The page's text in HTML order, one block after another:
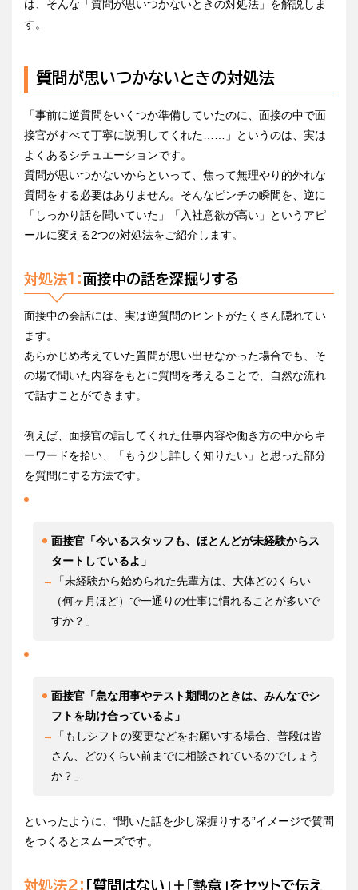
は、そんな「質問が思いつかないときの対処法」を解説しま
す。
質問が思いつかないときの対処法
「事前に逆質問をいくつか準備していたのに、面接の中で面
接官がすべて丁寧に説明してくれた……」というのは、実は
よくあるシチュエーションです。
質問が思いつかないからといって、焦って無理やり的外れな
質問をする必要はありません。そんなピンチの瞬間を、逆に
「しっかり話を聞いていた」「入社意欲が高い」というアピ
ールに変える2つの対処法をご紹介します。
対処法1：面接中の話を深掘りする
面接中の会話には、実は逆質問のヒントがたくさん隠れてい
ます。
あらかじめ考えていた質問が思い出せなかった場合でも、そ
の場で聞いた内容をもとに質問を考えることで、自然な流れ
で話すことができます。
例えば、面接官の話してくれた仕事内容や働き方の中からキ
ーワードを拾い、「もう少し詳しく知りたい」と思った部分
を質問にする方法です。
面接官「今いるスタッフも、ほとんどが未経験からス
タートしているよ」
→
「未経験から始められた先輩方は、大体どのくらい
（何ヶ月ほど）で一通りの仕事に慣れることが多いで
すか？」
面接官「急な用事やテスト期間のときは、みんなでシ
フトを助け合っているよ」
→
「もしシフトの変更などをお願いする場合、普段は皆
さん、どのくらい前までに相談されているのでしょう
か？」
といったように、“聞いた話を少し深掘りする”イメージで質問
をつくるとスムーズです。
対処法2： 「質問はない」＋「熱意」をセットで伝え